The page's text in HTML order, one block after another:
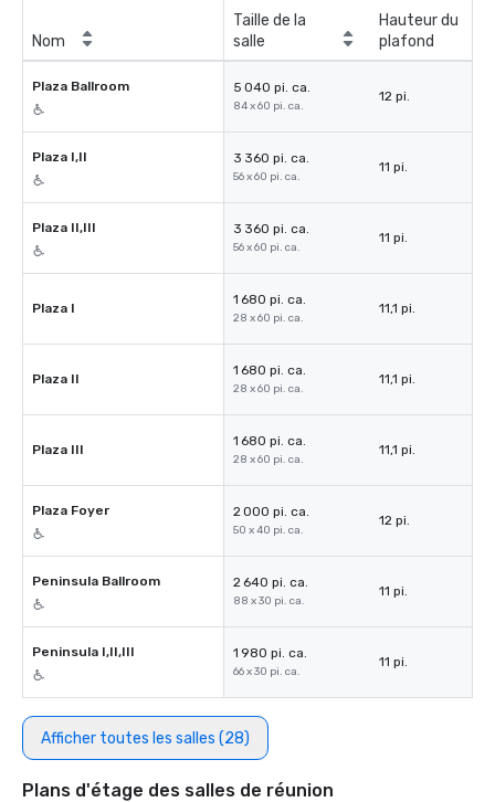
Nom
Taille de la
salle
Hauteur du
plafond
Plaza Ballroom 5 040 pi. ca.
84 x 60 pi. ca.
12 pi.
Plaza I,II 3 360 pi. ca.
56 x 60 pi. ca.
11 pi.
Plaza II,III 3 360 pi. ca.
56 x 60 pi. ca.
11 pi.
Plaza I
1 680 pi. ca.
28 x 60 pi. ca.
11,1 pi.
Plaza II
1 680 pi. ca.
28 x 60 pi. ca.
11,1 pi.
Plaza III
1 680 pi. ca.
28 x 60 pi. ca.
11,1 pi.
Plaza Foyer 2 000 pi. ca.
50 x 40 pi. ca.
12 pi.
Peninsula Ballroom 2 640 pi. ca.
88 x 30 pi. ca.
11 pi.
Peninsula I,II,III 1 980 pi. ca.
66 x 30 pi. ca.
11 pi.
Afficher toutes les salles (28)
Plans d'étage des salles de réunion